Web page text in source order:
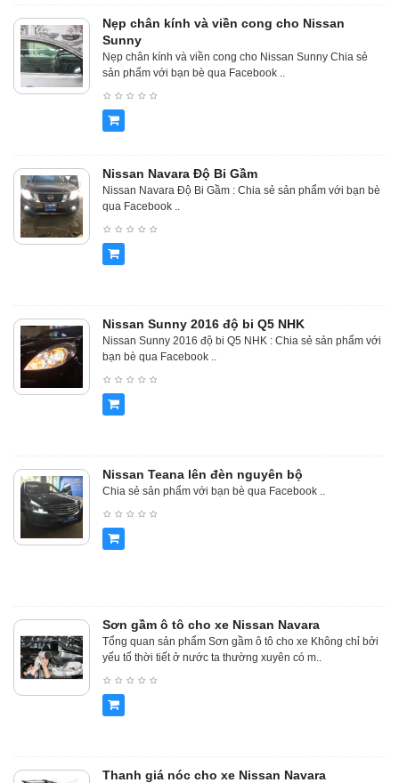
Nẹp chân kính và viền cong cho Nissan
Sunny
Nẹp chân kính và viền cong cho Nissan Sunny Chia sẻ
sản phẩm với bạn bè qua Facebook ..
Nissan Navara Độ Bi Gầm
Nissan Navara Độ Bi Gầm : Chia sẻ sản phẩm với bạn bè
qua Facebook ..
Nissan Sunny 2016 độ bi Q5 NHK
Nissan Sunny 2016 độ bi Q5 NHK : Chia sẻ sản phẩm với
bạn bè qua Facebook ..
Nissan Teana lên đèn nguyên bộ
Chia sẻ sản phẩm với bạn bè qua Facebook ..
Sơn gầm ô tô cho xe Nissan Navara
Tổng quan sản phẩm Sơn gầm ô tô cho xe Không chỉ bởi
yếu tố thời tiết ở nước ta thường xuyên có m..
Thanh giá nóc cho xe Nissan Navara